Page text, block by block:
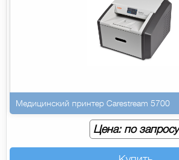
Медицинский принтер Carestream 5700
Цена: по запросу